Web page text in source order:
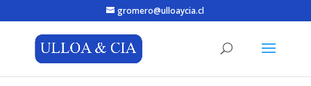
gromero@ulloaycia.cl